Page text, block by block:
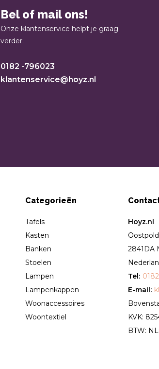
Bel of mail ons!
Onze klantenservice helpt je graag
verder.
0182 -796023
klantenservice@hoyz.nl
Categorieën
Tafels
Kasten
Banken
Stoelen
Lampen
Lampenkappen
Woonaccessoires
Woontextiel
Hoyz.nl
2841DA
Tel:
E-mail:
KVK:
BTW: